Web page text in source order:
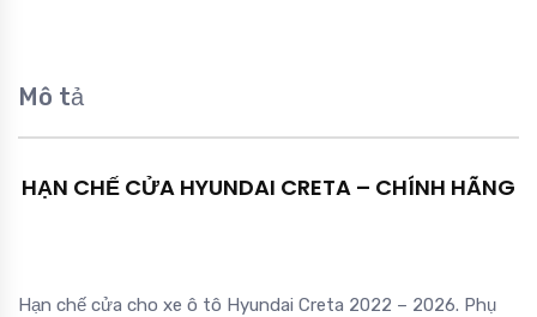
Mô tả
HẠN CHẾ CỬA HYUNDAI CRETA – CHÍNH HÃNG
Hạn chế cửa cho xe ô tô Hyundai Creta 2022 – 2026. Phụ